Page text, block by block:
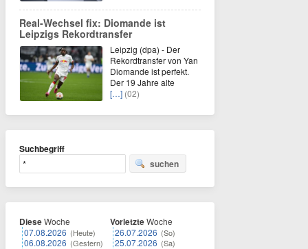
Real-Wechsel fix: Diomande ist
Leipzigs Rekordtransfer
Leipzig (dpa) - Der
Rekordtransfer von Yan
Diomande ist perfekt.
Der 19 Jahre alte
[…] (02)
Suchbegriff
suchen
DieseWoche
07.08.2026 (Heute)
06.08.2026 (Gestern)
VorletzteWoche
26.07.2026 (So)
25.07.2026 (Sa)